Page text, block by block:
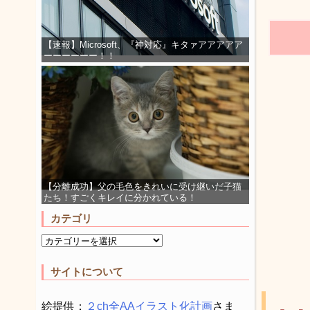
【速報】Microsoft、『神対応』キタァアアアアア
ーーーーーー！！
【分離成功】父の毛色をきれいに受け継いだ子猫
たち！すごくキレイに分かれている！
カテゴリ
サイトについて
絵提供： ２ch全AAイラスト化計画さま